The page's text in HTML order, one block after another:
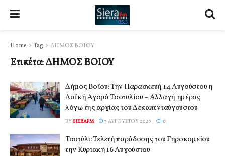
Home Tag ΔΗΜΟΣ ΒΟΙΟΥ
Ετικέτα:ΔΗΜΟΣ ΒΟΙΟΥ
Δήμος Βοΐου: Την Παρασκευή 14 Αυγούστου η
Λαϊκή Αγορά Τσοτυλίου – Αλλαγή ημέρας
λόγω της αργίας του Δεκαπενταύγουστου
BY SIERAFM 7 ΑΥΓΟΎΣΤΟΥ 2026 0
Τσοτύλι: Τελετή παράδοσης του Γηροκομείου
την Κυριακή 16 Αυγούστου